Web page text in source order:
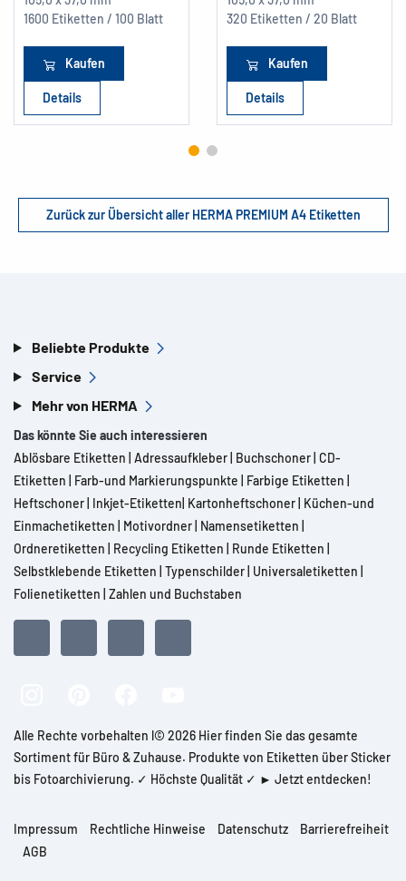
1600 Etiketten / 100 Blatt
Kaufen
Details
320 Etiketten / 20 Blatt
Kaufen
Details
Zurück zur Übersicht aller HERMA PREMIUM A4 Etiketten
Beliebte Produkte
Service
Mehr von HERMA
Das könnte Sie auch interessieren
Ablösbare Etiketten Adressaufkleber Buchschoner CD-
Etiketten
Farb-und Markierungspunkte Farbige Etiketten
Heftschoner Inkjet-Etiketten Kartonheftschoner Küchen-und
Einmachetiketten
Motivordner Namensetiketten
Ordneretiketten
Recycling Etiketten Runde Etiketten
Selbstklebende Etiketten Typenschilder Universaletiketten
Folienetiketten Zahlen und Buchstaben
Alle Rechte vorbehalten l© 2026 Hier finden Sie das gesamte
Sortiment für Büro & Zuhause. Produkte von Etiketten über Sticker
bis Fotoarchivierung. ✓ Höchste Qualität ✓ ► Jetzt entdecken!
Impressum Rechtliche Hinweise Datenschutz
Barrierefreiheit
AGB